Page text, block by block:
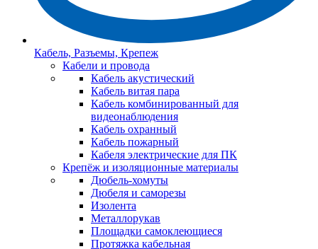
Кабель, Разъемы, Крепеж
Кабели и провода
Кабель акустический
Кабель витая пара
Кабель комбинированный для
видеонаблюдения
Кабель охранный
Кабель пожарный
Кабеля электрические для ПК
Крепёж и изоляционные материалы
Дюбель-хомуты
Дюбеля и саморезы
Изолента
Металлорукав
Площадки самоклеющиеся
Протяжка кабельная